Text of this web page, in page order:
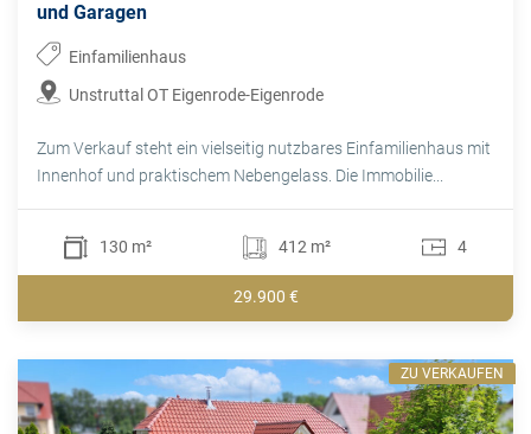
und Garagen
Einfamilienhaus
Unstruttal OT Eigenrode-Eigenrode
Zum Verkauf steht ein vielseitig nutzbares Einfamilienhaus mit
Innenhof und praktischem Nebengelass. Die Immobilie...
130 m² 412 m² 4
29.900 €
ZU VERKAUFEN